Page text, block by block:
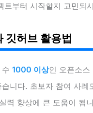
트부터 시작할지 고민되
깃허브 활용법
수1000 이상인 오픈소스
니다. 초보자 참여 사례
력 향상에 큰 도움이 됩